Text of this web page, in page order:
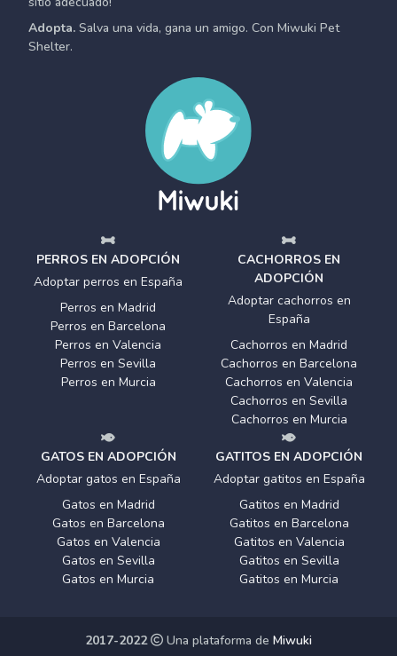
Adopta. Salva una vida, gana un amigo. Con Miwuki Pet
Shelter.
PERROS EN ADOPCIÓN
Adoptar perros en España
Perros en Madrid
Perros en Barcelona
Perros en Valencia
Perros en Sevilla
Perros en Murcia
CACHORROS EN
ADOPCIÓN
Adoptar cachorros en
España
Cachorros en Madrid
Cachorros en Barcelona
Cachorros en Valencia
Cachorros en Sevilla
Cachorros en Murcia
GATOS EN ADOPCIÓN
Adoptar gatos en España
Gatos en Madrid
Gatos en Barcelona
Gatos en Valencia
Gatos en Sevilla
Gatos en Murcia
GATITOS EN ADOPCIÓN
Adoptar gatitos en España
Gatitos en Madrid
Gatitos en Barcelona
Gatitos en Valencia
Gatitos en Sevilla
Gatitos en Murcia
2017-2022 Una plataforma de Miwuki